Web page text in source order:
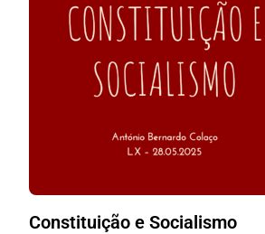
Constituição e Socialismo